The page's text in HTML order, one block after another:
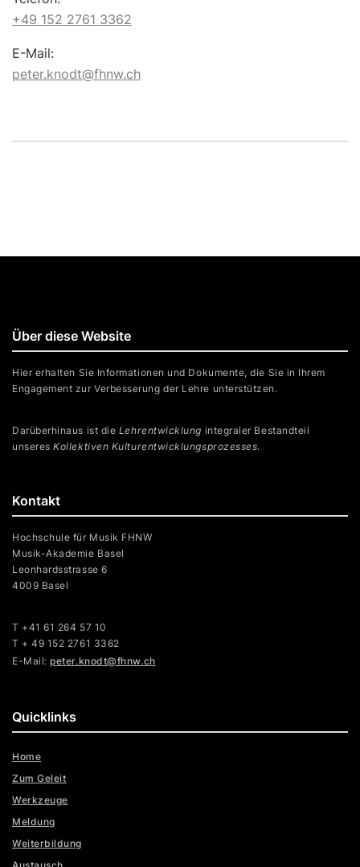
+49 152 2761 3362
E-Mail:
peter.knodt@fhnw.ch
Kontakt
Hochschule für Musik FHNW
Musik-Akademie Basel
Leonhardsstrasse 6
4009 Basel
T +41 61 264 57 10
T + 49 152 2761 3362
E-Mail:peter.knodt@fhnw.ch
Über diese Website
Hier erhalten Sie Informationen und Dokumente, die Sie in Ihrem
Engagement zur Verbesserung der Lehre unterstützen.
Darüberhinaus ist die Lehrentwicklung integraler Bestandteil
unseresKollektiven Kulturentwicklungsprozesses.
Quicklinks
Home
Zum Geleit
Werkzeuge
Meldung
Weiterbildung